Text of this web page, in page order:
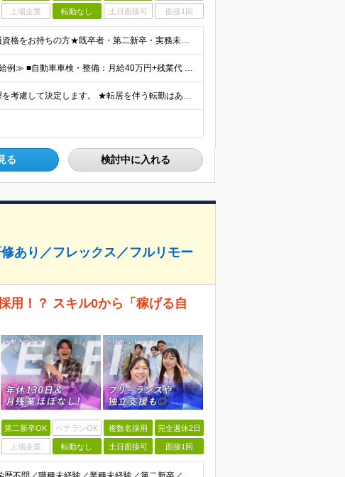
上場企業 転勤なし 土日面接可 面接1回
【年齢・学歴不問】★整備士資格・自動車検査員資格をお持ちの方★既卒者・第二新卒・実務未経験者も歓迎！ ■自動車整備士資格または自動車検査員資格の保有者。 ※実務経験不問 ◎経験や資格を活かしてキャリ
月給40～67万円＋残業代全額支給 ≪スタート月給例≫ ■自動車車検・整備：月給40万円+残業代 ※現年収・年齢・経験・資格・能力等、総合的に考慮し、決定します。 ※試用期間有(同待遇/最長6ヵ月
全国にある自動車メーカー・工場の拠点から希望を考慮して決定します。 ★転居を伴う転勤はありません。 ★U・Iターン、遠方からのご応募も歓迎！引越など赴任に伴う費用、家賃は全額負担します（会社規定によ
る 検討中に入れる
あり／フレックス／フルリモー
用！？ スキル0から「稼げる自
第二新卒OK ベテランOK 複数名採用 完全週休2日
上場企業 転勤なし 土日面接可 面接1回